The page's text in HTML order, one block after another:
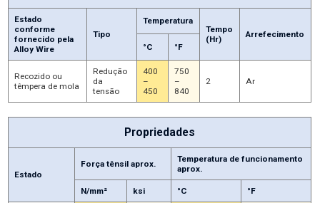
Estado
conforme
fornecido pela
Alloy Wire
Tipo
Temperatura
Tempo
(Hr)
Arrefecimento
°C
°F
Recozido ou
têmpera de mola
Redução
da
tensão
400
–
450
750
–
840
2 Ar
Propriedades
Estado
Força tênsil aprox.
Temperatura de funcionamento
aprox.
N/mm² ksi °C °F